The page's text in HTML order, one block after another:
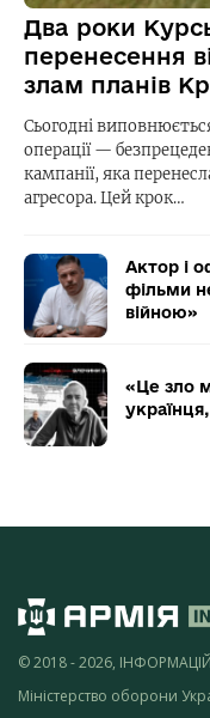
Два роки
перенесення
злам планів
Сьогодні
операції —
кампанії, яка
агресора. Цей крок…
Актор і
фільми
війною»
«Це зло
© 2018 - 2026,
Міністерство оборони